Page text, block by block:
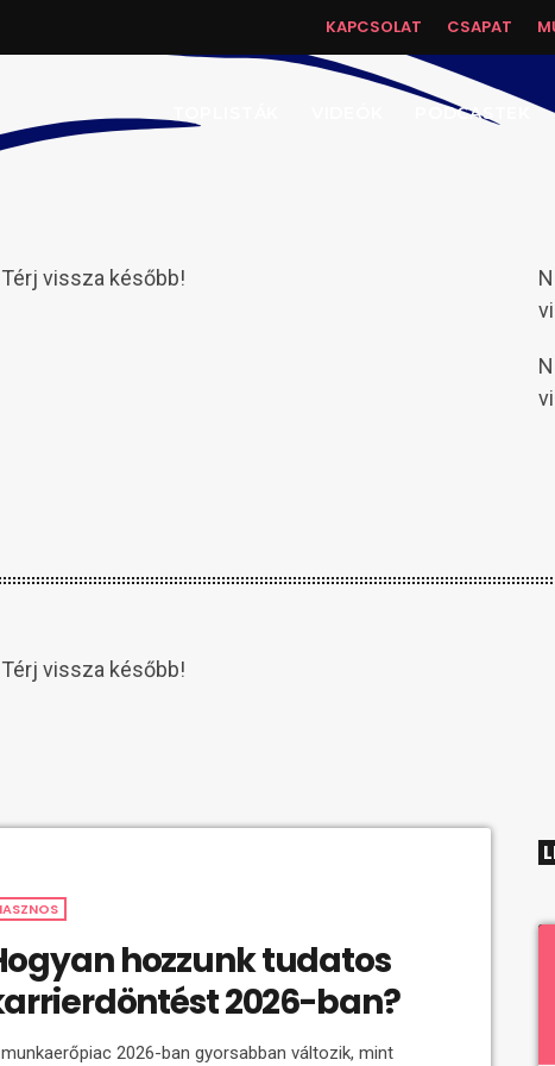
KAPCSOLAT CSAPAT
PODCASTEK
vissza később!
vissza később!
hozzunk tudatos
2026-ban?
2026-ban gyorsabban változik, mint